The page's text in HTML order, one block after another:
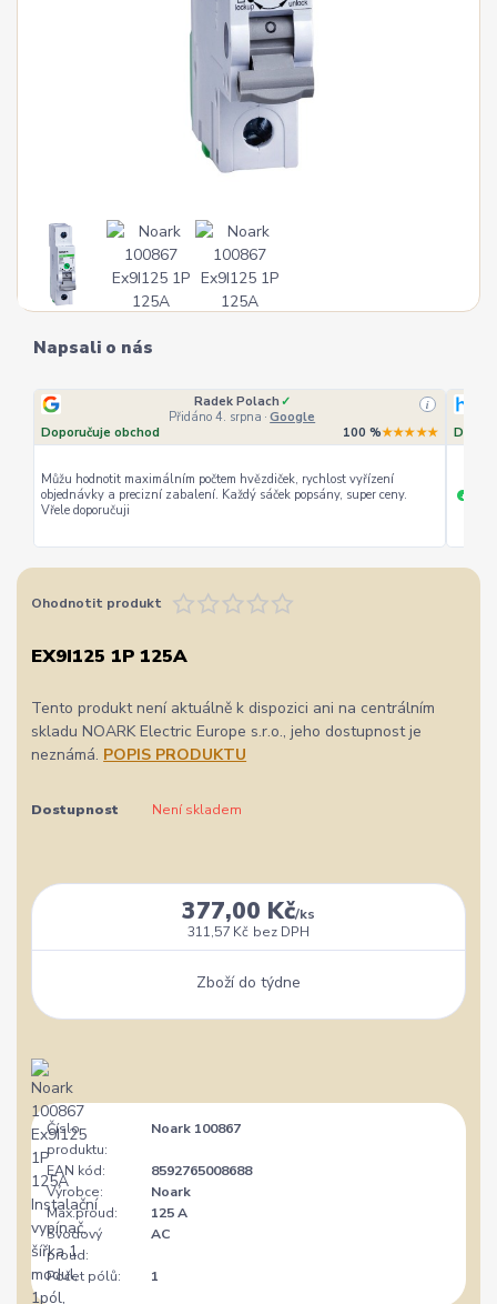
Napsali o nás
Radek Polach ✓
Přidáno 4. srpna · Google
i
Doporučuje obchod 100 %★★★★★
Můžu hodnotit maximálním počtem hvězdiček, rychlost vyřízení
objednávky a precizní zabalení. Každý sáček popsány, super ceny.
Vřele doporučuji
+
Ohodnotit produkt
EX9I125 1P 125A
Tento produkt není aktuálně k dispozici ani na centrálním
skladu NOARK Electric Europe s.r.o., jeho dostupnost je
neznámá. POPIS PRODUKTU
Dostupnost Není skladem
377,00 Kč/ks
311,57 Kč bez DPH
Zboží do týdne
Číslo
produktu:
Noark 100867
EAN kód:
8592765008688
Výrobce:
Noark
Max.proud:
125 A
Svodový
proud:
AC
Počet pólů: 1